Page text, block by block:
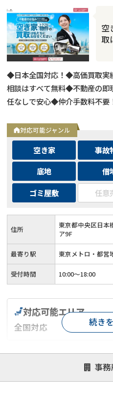
空
取
◆日本全国対応！◆高価買取
相談はすべて無料◆不動産の
任なしで安心◆仲介手数料不要
対応可能ジャンル
空き家 事故
底地
借
ゴミ屋敷
任意
住所
東京都中央区日本
ア9F
最寄り駅 東京メトロ・都営
受付時間 10:00～18:00
事
対応可能エリア
全国対応
対応が親身 オンライ
1億円以
続き